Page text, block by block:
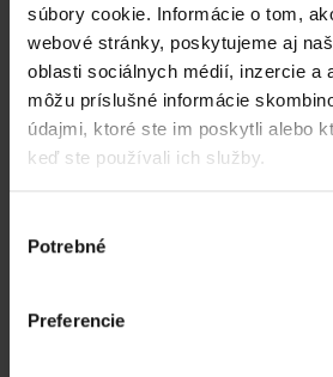
súbory cookie. Informácie o tom,
webové stránky, poskytujeme aj
oblasti sociálnych médií, inzercie a
môžu príslušné informácie
údajmi, ktoré ste im poskytli alebo
keď ste používali ich služby.
súhlasu
Potrebné
Preferencie
reštaurácia
Malužiná
všetky miesta kde jesť a piť